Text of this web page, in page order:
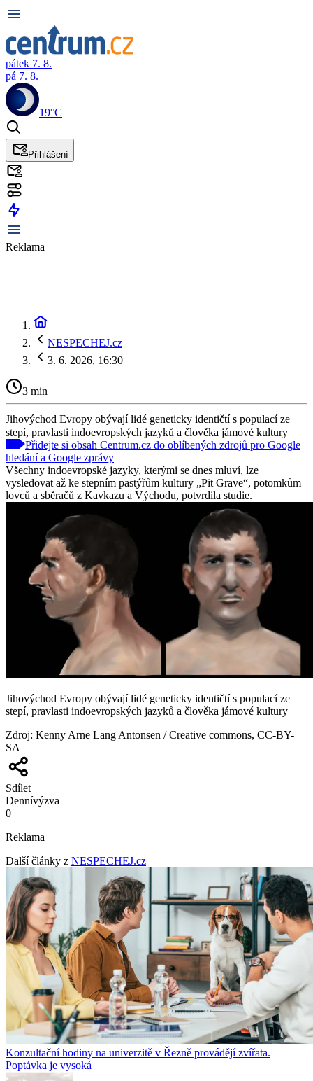
pátek 7. 8.
pá 7. 8.
19°C
Přihlášení
Reklama
NESPECHEJ.cz
3. 6. 2026, 16:30
3 min
Jihovýchod Evropy obývají lidé geneticky identičtí s populací ze
stepí, pravlasti indoevropských jazyků a člověka jámové kultury
Přidejte si obsah Centrum.cz do oblíbených zdrojů pro Google
hledání a Google zprávy
Všechny indoevropské jazyky, kterými se dnes mluví, lze
vysledovat až ke stepním pastýřům kultury „Pit Grave“, potomkům
lovců a sběračů z Kavkazu a Východu, potvrdila studie.
Jihovýchod Evropy obývají lidé geneticky identičtí s populací ze
stepí, pravlasti indoevropských jazyků a člověka jámové kultury
Zdroj: Kenny Arne Lang Antonsen / Creative commons, CC-BY-
SA
Sdílet
Dennívýzva
0
Reklama
Další články z NESPECHEJ.cz
Konzultační hodiny na univerzitě v Řezně provádějí zvířata.
Poptávka je vysoká